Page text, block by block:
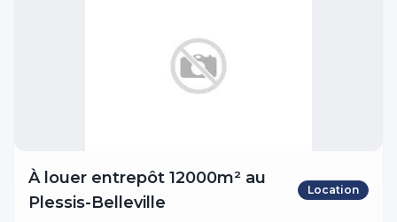
À louer entrepôt 12000m² au
Plessis-Belleville
Location